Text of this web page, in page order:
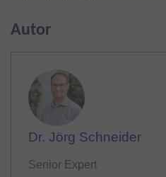
Autor
Dr. Jörg Schneider
Senior Expert